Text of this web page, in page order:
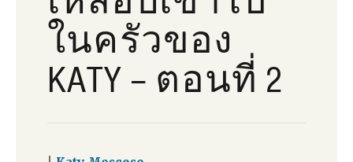
ในครัวของ
KATY – ตอนที่ 2